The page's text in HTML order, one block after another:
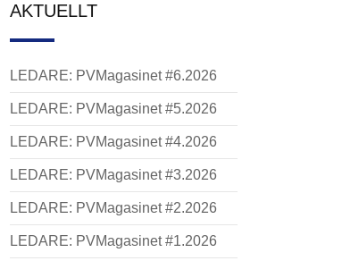
AKTUELLT
LEDARE: PVMagasinet #6.2026
LEDARE: PVMagasinet #5.2026
LEDARE: PVMagasinet #4.2026
LEDARE: PVMagasinet #3.2026
LEDARE: PVMagasinet #2.2026
LEDARE: PVMagasinet #1.2026